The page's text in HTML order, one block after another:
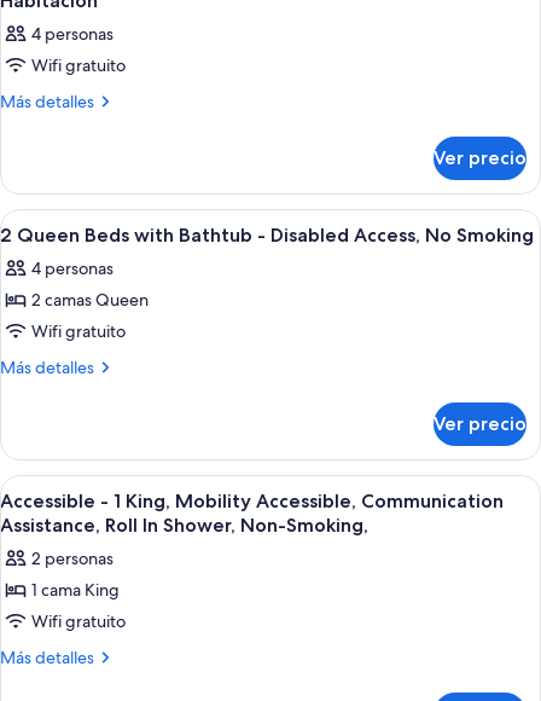
4 personas
Wifi gratuito
Más detalles
Más
Ver precio
Abrir
todas
las
fotos
de
2
with
Bathtub
-
Disabled
Access,
No
Smoking
Habitación de hotel con dos camas,
4
2 Queen Beds with Bathtub - Disabled Access, No Smoking
4 personas
2 camas Queen
Wifi gratuito
Más detalles
Más
Queen
Beds
with
Bathtub
Disabled
Access,
Smoking
Ver precio
Abrir
todas
las
fotos
de
Accessible
-
Una habitación de hotel con cama,
7
Accessible - 1 King, Mobility Accessible, Communication
Assistance, Roll In Shower, Non-Smoking,
2 personas
1 cama King
Wifi gratuito
Más detalles
Más